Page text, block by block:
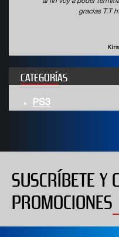
CATEGORÍAS
PS3
SUSCRÍBETE Y
PROMOCIONES